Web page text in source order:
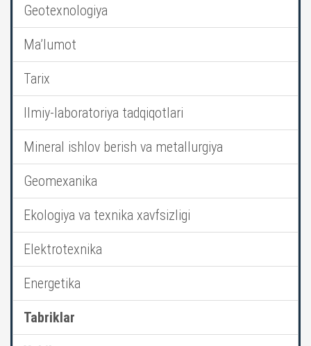
Geotexnologiya
Ma’lumot
Tarix
Ilmiy-laboratoriya tadqiqotlari
Mineral ishlov berish va metallurgiya
Geomexanika
Ekologiya va texnika xavfsizligi
Elektrotexnika
Energetika
Tabriklar